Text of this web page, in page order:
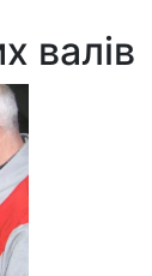
валів